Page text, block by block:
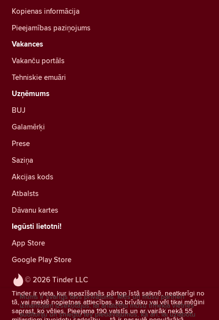
© 2026 Tinder LLC
Tinder ir vieta, kur iepazīšanās pārtop īstā saiknē, neatkarīgi no
tā, vai meklē nopietnas attiecības, ko brīvāku vai vēl tikai mēģini
saprast, ko vēlies. Pieejama 190 valstīs un ar vairāk nekā 55
Kopienas informācija
Pieejamības paziņojums
Vakances
Vakanču portāls
Tehniskie emuāri
Uzņēmums
BUJ
Galamērķi
Prese
Saziņa
Akcijas kods
Atbalsts
Dāvanu kartes
Iegūsti lietotni!
App Store
Google Play Store
Mums ir svarīgs tavs privātums. Mēs un mūsu partneri
izmantojam izsekotājus, lai analizētu mūsu tīmekļa vietnes
auditoriju un sniegtu tev piedāvājumus, kā arī, lai uzlabotu